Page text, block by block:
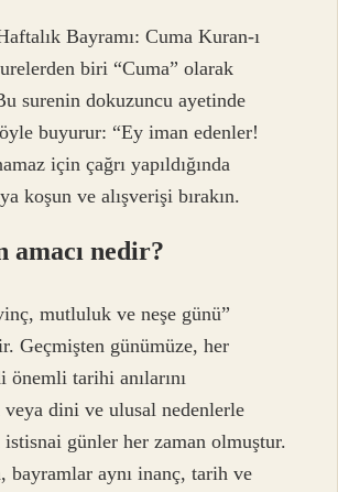
Bayramı: Cuma Kuran-ı
biri “Cuma” olarak
surenin dokuzuncu ayetinde
buyurur: “Ey iman edenler!
için çağrı yapıldığında
koşun ve alışverişi bırakın.
amacı nedir?
mutluluk ve neşe günü”
Geçmişten günümüze, her
tarihi anılarını
veya dini ve ulusal nedenlerle
istisnai günler her zaman olmuştur.
bayramlar aynı inanç, tarih ve